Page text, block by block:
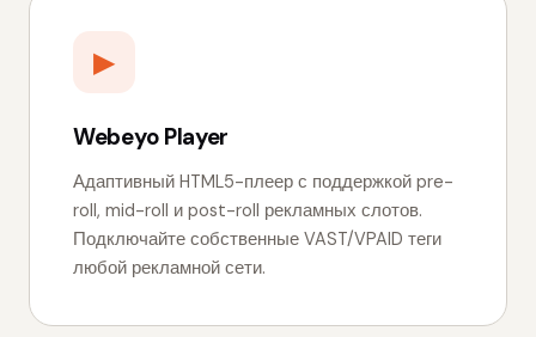
▶
Webeyo Player
Адаптивный HTML5-плеер с поддержкой pre-
roll, mid-roll и post-roll рекламных слотов.
Подключайте собственные VAST/VPAID теги
любой рекламной сети.